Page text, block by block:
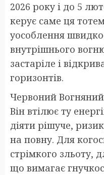
2026 року і до 5
керує саме ця
уособлення
внутрішнього
застаріле і
горизонтів.
Червоний
Він втілює ту
діяти рішуче,
на повну. Для
стрімкого зльоту,
що вимагає